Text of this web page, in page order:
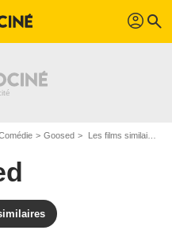
profil search
Goosed Les films similaires à "Goosed"